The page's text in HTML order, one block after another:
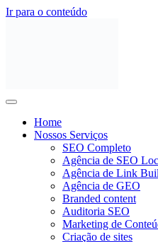
Ir para o conteúdo
Home
Nossos Serviços
SEO Completo
Agência de SEO
Agência de Link
Agência de GEO
Branded content
Auditoria SEO
Marketing de
Criação de sites